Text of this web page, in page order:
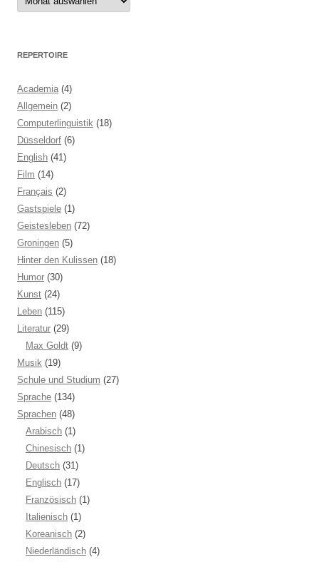
REPERTOIRE
Academia (4)
Allgemein (2)
Computerlinguistik (18)
Düsseldorf (6)
English (41)
Film (14)
Français (2)
Gastspiele (1)
Geistesleben (72)
Groningen (5)
Hinter den Kulissen (18)
Humor (30)
Kunst (24)
Leben (115)
Literatur (29)
Max Goldt (9)
Musik (19)
Schule und Studium (27)
Sprache (134)
Sprachen (48)
Arabisch (1)
Chinesisch (1)
Deutsch (31)
Englisch (17)
Französisch (1)
Italienisch (1)
Koreanisch (2)
Niederländisch (4)